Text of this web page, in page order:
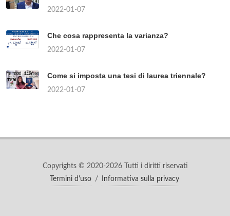
2022-01-07
Che cosa rappresenta la varianza?
2022-01-07
Come si imposta una tesi di laurea triennale?
2022-01-07
Copyrights © 2020-2026 Tutti i diritti riservati
Termini d'uso
/ Informativa sulla privacy